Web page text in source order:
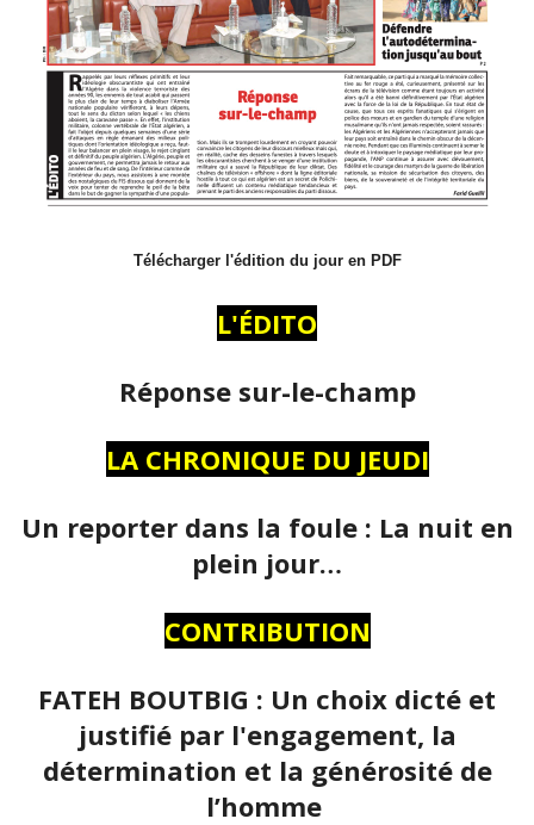
Télécharger l'édition du jour en PDF
L'ÉDITO
Réponse sur-le-champ
LA CHRONIQUE DU JEUDI
Un reporter dans la foule : La nuit en
plein jour…
CONTRIBUTION
FATEH BOUTBIG : Un choix dicté et
justifié par l'engagement, la
détermination et la générosité de
l’homme